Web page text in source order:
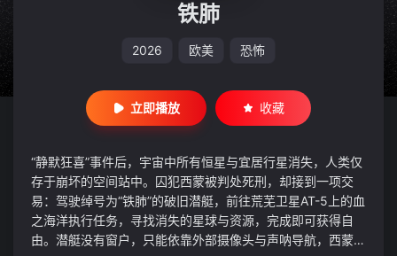
铁肺
2026 欧美 恐怖
立即播放 收藏
“静默狂喜”事件后，宇宙中所有恒星与宜居行星消失，人类仅
存于崩坏的空间站中。囚犯西蒙被判处死刑，却接到一项交
易：驾驶绰号为“铁肺”的破旧潜艇，前往荒芜卫星AT-5上的血
之海洋执行任务，寻找消失的星球与资源，完成即可获得自
由。潜艇没有窗户，只能依靠外部摄像头与声呐导航，西蒙在